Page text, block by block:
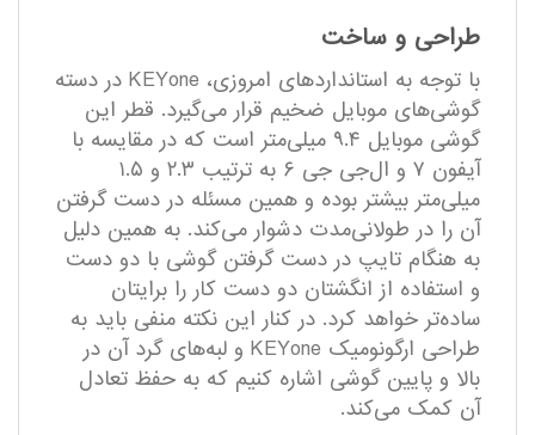
طراحی و ساخت
با توجه به استانداردهای امروزی، KEYone در دسته
گوشی‌های موبایل ضخیم قرار می‌گیرد. قطر این
گوشی موبایل ۹.۴ میلی‌متر است که در مقایسه با
آیفون ۷ و ال‌جی جی ۶ به ترتیب ۲.۳ و ۱.۵
میلی‌متر بیشتر بوده و همین مسئله در دست گرفتن
آن را در طولانی‌مدت دشوار می‌کند. به همین دلیل
به هنگام تایپ در دست گرفتن گوشی با دو دست
و استفاده از انگشتان دو دست کار را برایتان
ساده‌تر خواهد کرد. در کنار این نکته منفی باید به
طراحی ارگونومیک KEYone و لبه‌های گرد آن در
بالا و پایین گوشی اشاره کنیم که به حفظ تعادل
آن کمک می‌کند.